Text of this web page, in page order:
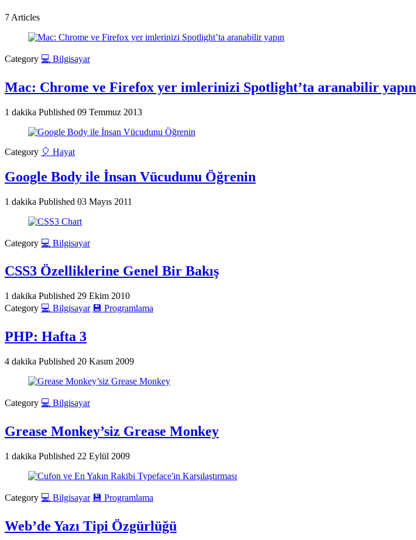
7 Articles
Category 💻 Bilgisayar
Mac: Chrome ve Firefox yer imlerinizi Spotlight’ta aranabilir yapın
1 dakika Published 09 Temmuz 2013
Category 🎈 Hayat
Google Body ile İnsan Vücudunu Öğrenin
1 dakika Published 03 Mayıs 2011
Category 💻 Bilgisayar
CSS3 Özelliklerine Genel Bir Bakış
1 dakika Published 29 Ekim 2010
Category 💻 Bilgisayar 💾 Programlama
PHP: Hafta 3
4 dakika Published 20 Kasım 2009
Category 💻 Bilgisayar
Grease Monkey’siz Grease Monkey
1 dakika Published 22 Eylül 2009
Category 💻 Bilgisayar 💾 Programlama
Web’de Yazı Tipi Özgürlüğü